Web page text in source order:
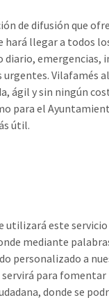
de difusión que
hará llegar a todos
diario, emergencias,
Vilafamés
ágil y sin ningún
para el
útil.
utilizará este
mediante
personalizado a
servirá para fomentar
donde se